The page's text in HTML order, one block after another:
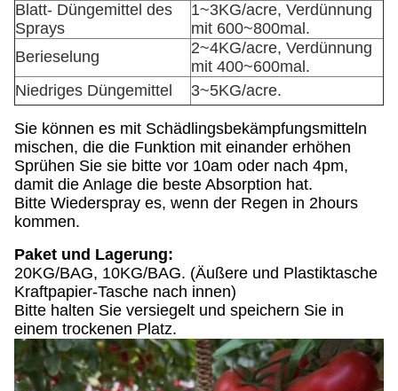
Blatt- Düngemittel des
Sprays
1~3KG/acre, Verdünnung
mit 600~800mal.
Berieselung
2~4KG/acre, Verdünnung
mit 400~600mal.
Niedriges Düngemittel
3~5KG/acre.
Sie können es mit Schädlingsbekämpfungsmitteln
mischen, die die Funktion mit einander erhöhen
Sprühen Sie sie bitte vor 10am oder nach 4pm,
damit die Anlage die beste Absorption hat.
Bitte Wiederspray es, wenn der Regen in 2hours
kommen.
Paket und Lagerung:
20KG/BAG, 10KG/BAG. (Äußere und Plastiktasche
Kraftpapier-Tasche nach innen)
Bitte halten Sie versiegelt und speichern Sie in
einem trockenen Platz.